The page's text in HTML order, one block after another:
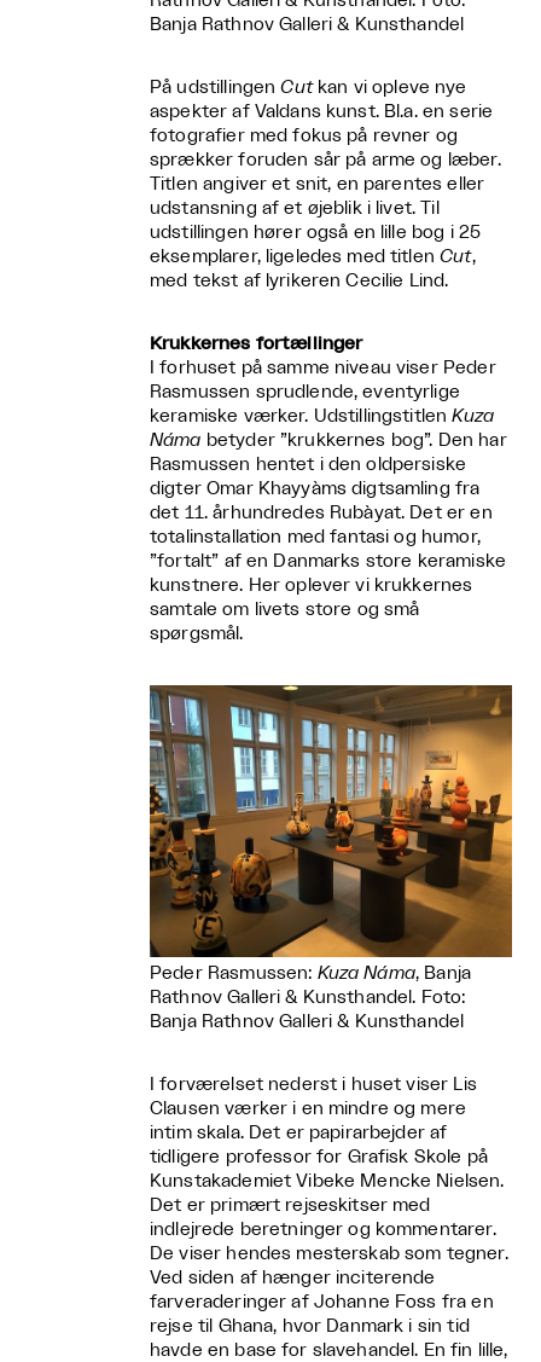
Banja Rathnov Galleri & Kunsthandel
På udstillingenCutkan vi opleve nye
aspekter af Valdans kunst. Bl.a. en serie
fotografier med fokus på revner og
sprækker foruden sår på arme og læber.
Titlen angiver et snit, en parentes eller
udstansning af et øjeblik i livet. Til
udstillingen hører også en lille bog i 25
eksemplarer, ligeledes med titlenCut,
med tekst af lyrikeren Cecilie Lind.
Krukkernes fortællinger
I forhuset på samme niveau viser Peder
Rasmussen sprudlende, eventyrlige
keramiske værker. UdstillingstitlenKuza
Náma betyder ”krukkernes bog”. Den har
Rasmussen hentet i den oldpersiske
digter Omar Khayyàms digtsamling fra
det 11. århundredes Rubàyat. Det er en
totalinstallation med fantasi og humor,
”fortalt” af en Danmarks store keramiske
kunstnere. Her oplever vi krukkernes
samtale om livets store og små
spørgsmål.
Peder Rasmussen: Kuza Náma, Banja
Rathnov Galleri & Kunsthandel. Foto:
Banja Rathnov Galleri & Kunsthandel
I forværelset nederst i huset viser Lis
Clausen værker i en mindre og mere
intim skala. Det er papirarbejder af
tidligere professor for Grafisk Skole på
Kunstakademiet Vibeke Mencke Nielsen.
Det er primært rejseskitser med
indlejrede beretninger og kommentarer.
De viser hendes mesterskab som tegner.
Ved siden af hænger inciterende
farveraderinger af Johanne Foss fra en
rejse til Ghana, hvor Danmark i sin tid
havde en base for slavehandel. En fin lille,